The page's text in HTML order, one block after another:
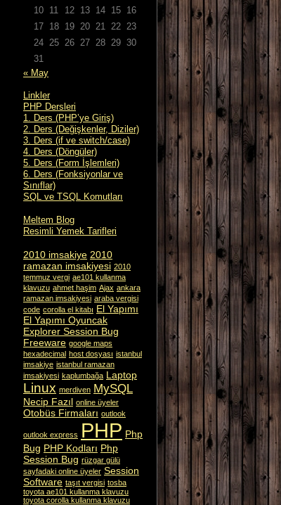
10 11 12 13 14 15
16
17 18 19 20 21 22 23
24 25 26 27 28 29 30
31
« May
Linkler
PHP Dersleri
1. Ders (PHP’ye Giriş)
2. Ders (Değişkenler, Diziler)
3. Ders (if ve switch/case)
4. Ders (Döngüler)
5. Ders (Form İşlemleri)
6. Ders (Fonksiyonlar ve
Sınıflar)
SQL ve TSQL Komutları
Meltem Blog
Resimli Yemek Tarifleri
2010 imsakiye 2010
ramazan imsakiyesi 2010
temmuz vergi ae101 kullanma
klavuzu ahmet haşim Ajax ankara
ramazan imsakiyesi araba vergisi
code corolla el kitabı El Yapımı
El Yapımı Oyuncak
Explorer Session Bug
Freeware google maps
hexadecimal host dosyası istanbul
imsakiye istanbul ramazan
imsakiyesi kaplumbağa Laptop
Linux merdiven MySQL
Necip Fazıl online üyeler
Otobüs Firmaları outlook
outlook express PHP Php
Bug PHP Kodları Php
Session Bug rüzgar gülü
sayfadaki online üyeler Session
Software taşıt vergisi tosba
toyota ae101 kullanma klavuzu
toyota corolla kullanma klavuzu